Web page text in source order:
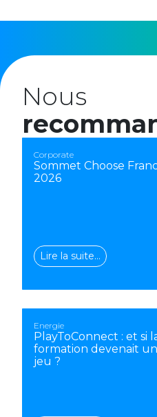
Nous
Corporate
Sommet Choose
2026
Lire la suite…
Energie
PlayToConnect : et si
formation devenait un
jeu ?